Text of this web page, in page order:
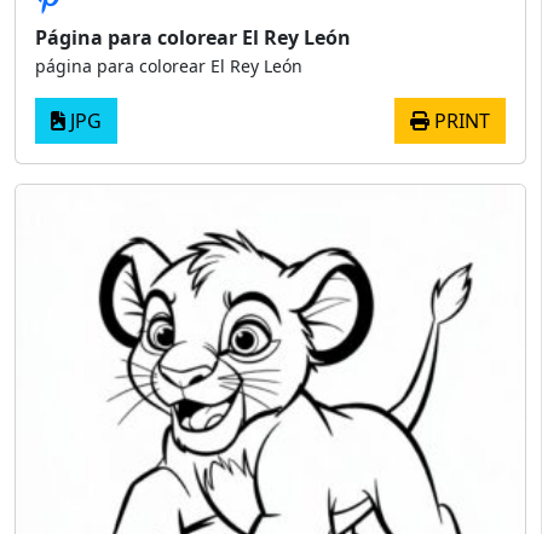
Página para colorear El Rey León
página para colorear El Rey León
JPG PRINT